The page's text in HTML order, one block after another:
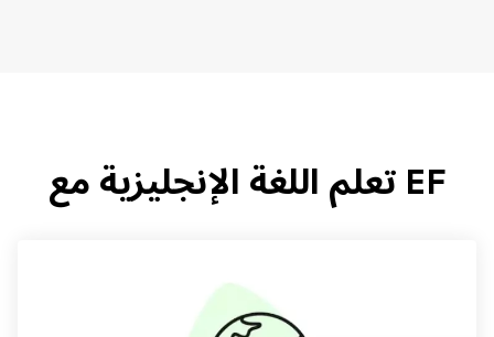
EF تعلم اللغة الإنجليزية مع